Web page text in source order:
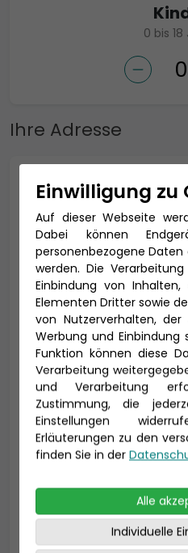
0 bis
Ihre Adresse
Anrede *
Titel
Vorname *
E-Mail *
Telefon *
Einwilligung zu
Auf dieser Webseite
Dabei können
personenbezogene
werden. Die
Einbindung von
Elementen Dritter sowie
von Nutzerverhalten, der
Werbung und Einbindung
Funktion können diese
Verarbeitung
und Verarbeitung
Zustimmung, die
Einstellungen
Erläuterungen zu den
finden Sie in der
Alle
Individuelle